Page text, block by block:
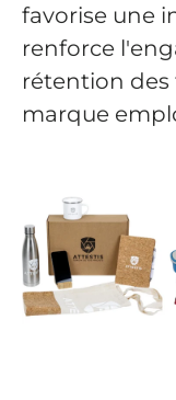
favorise une
renforce
rétention des
marque